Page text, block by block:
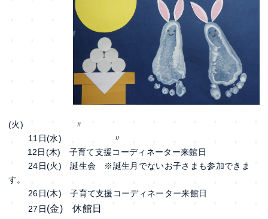
(火) 〃
11日(水) 〃
12日(木) 子育て支援コーディネーター来館日
24日(火) 誕生会 ※誕生月でないお子さまも参加できま
す。
26日(木) 子育て支援コーディネーター来館日
27日(金) 休館日